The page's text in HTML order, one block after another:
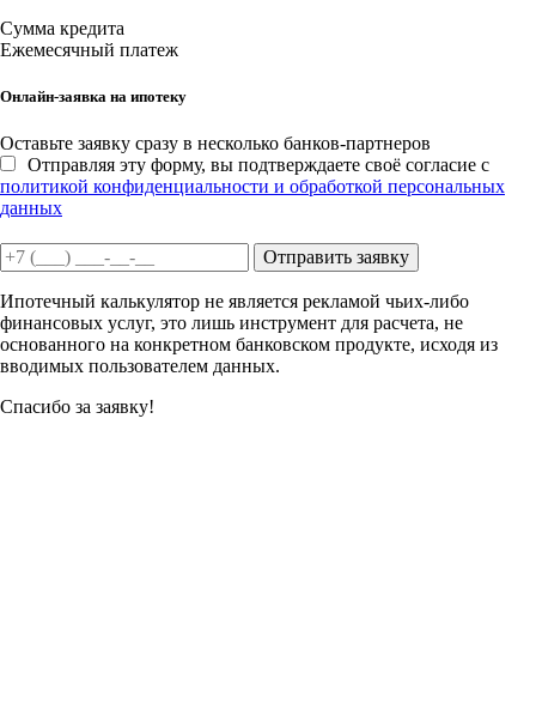
Сумма кредита
Ежемесячный платеж
Онлайн-заявка на ипотеку
Оставьте заявку сразу в несколько банков-партнеров
Отправляя эту форму, вы подтверждаете своё согласие с
политикой конфиденциальности и обработкой персональных
данных
Отправить заявку
Ипотечный калькулятор не является рекламой чьих-либо
финансовых услуг, это лишь инструмент для расчета, не
основанного на конкретном банковском продукте, исходя из
вводимых пользователем данных.
Спасибо за заявку!